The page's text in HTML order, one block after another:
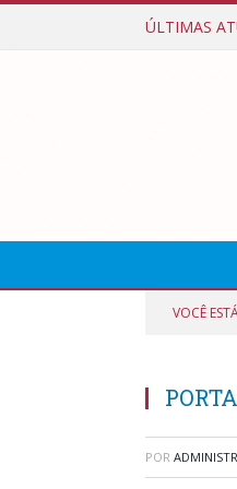
ÚLTIMAS
VOCÊ
POR